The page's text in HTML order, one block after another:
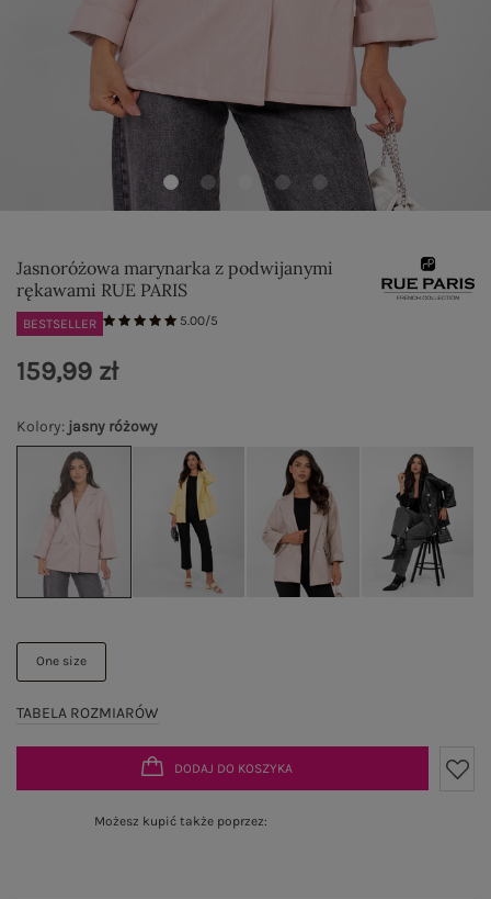
Jasnoróżowa marynarka z podwijanymi
rękawami RUE PARIS
BESTSELLER 5.00/5
Kolory: jasny różowy
One size
TABELA ROZMIARÓW
159,99 zł
DODAJ DO KOSZYKA
Możesz kupić także poprzez: